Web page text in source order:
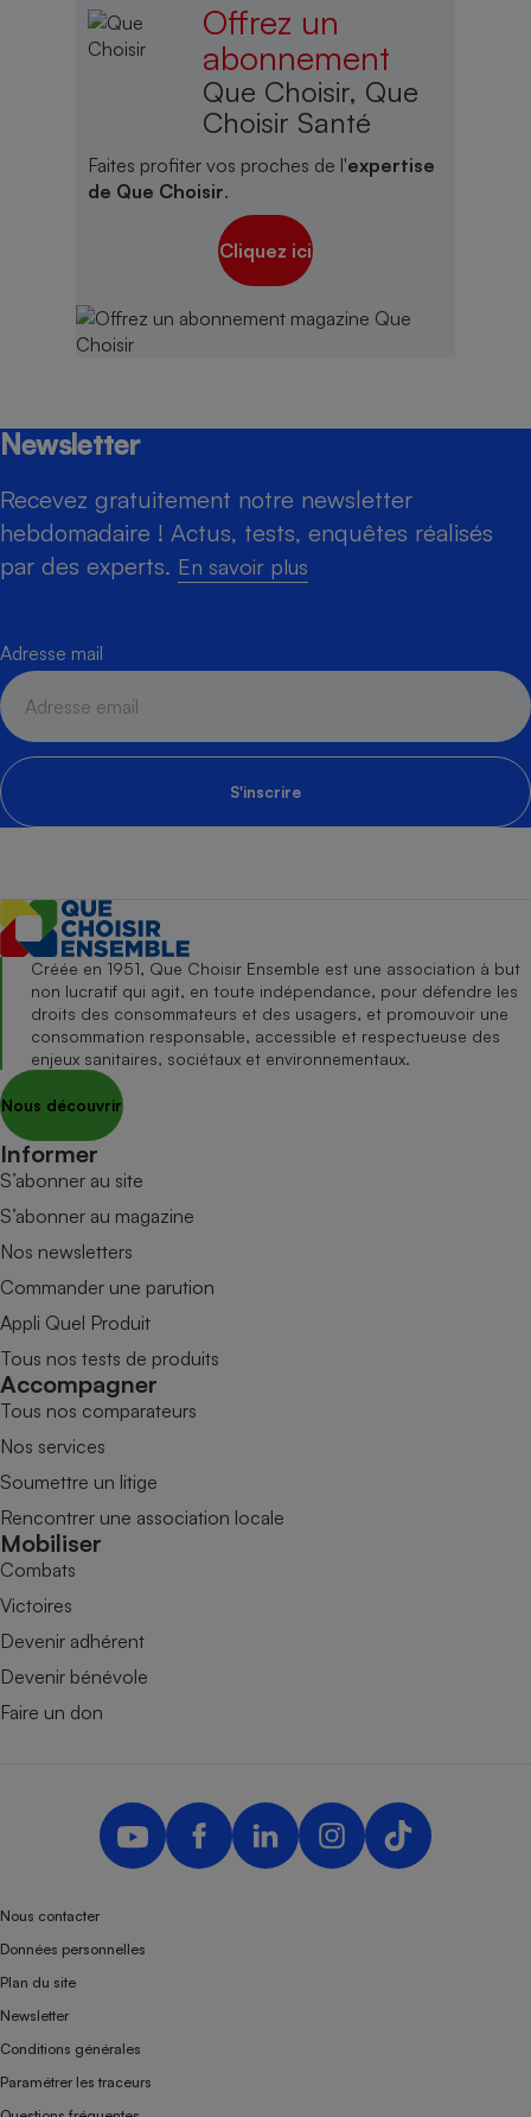
Offrez un
abonnement
Que Choisir, Que
Choisir Santé
Faites profiter vos proches de l'expertise
de Que Choisir.
Cliquez ici
Newsletter
Recevez gratuitement notre newsletter
hebdomadaire ! Actus, tests, enquêtes réalisés
par des experts. En savoir plus
Adresse mail
S'inscrire
Créée en 1951, Que Choisir Ensemble est une association à but
non lucratif qui agit, en toute indépendance, pour défendre les
droits des consommateurs et des usagers, et promouvoir une
consommation responsable, accessible et respectueuse des
enjeux sanitaires, sociétaux et environnementaux.
Nous découvrir
Informer
S’abonner au site
S’abonner au magazine
Nos newsletters
Commander une parution
Appli Quel Produit
Tous nos tests de produits
Accompagner
Tous nos comparateurs
Nos services
Soumettre un litige
Rencontrer une association locale
Mobiliser
Combats
Victoires
Devenir adhérent
Devenir bénévole
Faire un don
Nous contacter
Données personnelles
Plan du site
Newsletter
Conditions générales
Paramétrer les traceurs